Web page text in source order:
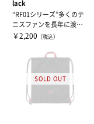
lack
“RF01シリーズ”多くのテ
ニスファンを長年に渡り
魅了してきたロジャー・
￥2,200 （税込）